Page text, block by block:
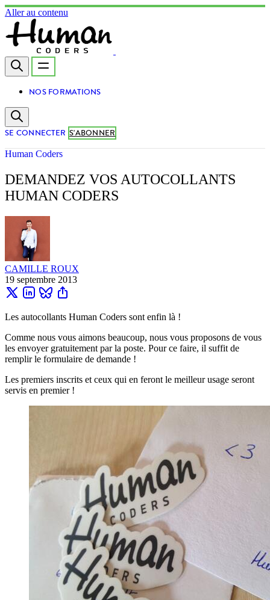
Aller au contenu
NOS FORMATIONS
SE CONNECTER S'ABONNER
Human Coders
DEMANDEZ VOS AUTOCOLLANTS
HUMAN CODERS
CAMILLE ROUX
19 septembre 2013
Les autocollants Human Coders sont enfin là !
Comme nous vous aimons beaucoup, nous vous proposons de vous
les envoyer gratuitement par la poste. Pour ce faire, il suffit de
remplir le formulaire de demande !
Les premiers inscrits et ceux qui en feront le meilleur usage seront
servis en premier !